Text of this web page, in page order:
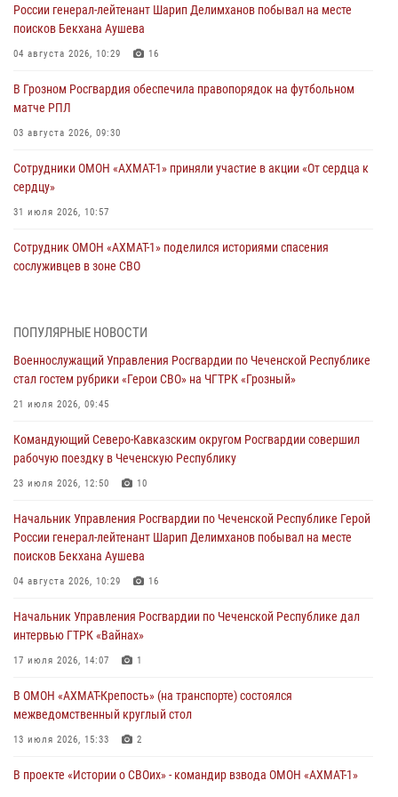
России генерал-лейтенант Шарип Делимханов побывал на месте
поисков Бекхана Аушева
04 августа 2026, 10:29 16
В Грозном Росгвардия обеспечила правопорядок на футбольном
матче РПЛ
03 августа 2026, 09:30
Сотрудники ОМОН «АХМАТ-1» приняли участие в акции «От сердца к
сердцу»
31 июля 2026, 10:57
Сотрудник ОМОН «АХМАТ-1» поделился историями спасения
сослуживцев в зоне СВО
Командующий Северо-Кавказским округом Росгвардии совершил
23 июля 2026, 12:50
Военнослужащий Управления Росгвардии по Чеченской Республике
21 июля 2026, 09:45
В ДНР росгвардейцы уничтожили около 80 вражеских
19 июля 2026, 13:50
В Грозном Росгвардия обеспечила безопасность конно-спортивных
соревнований
ПОПУЛЯРНЫЕ НОВОСТИ
Военнослужащий Управления Росгвардии по Чеченской Республике
стал гостем рубрики «Герои СВО» на ЧГТРК «Грозный»
21 июля 2026, 09:45
Командующий Северо-Кавказским округом Росгвардии совершил
рабочую поездку в Чеченскую Республику
23 июля 2026, 12:50 10
Начальник Управления Росгвардии по Чеченской Республике Герой
России генерал-лейтенант Шарип Делимханов побывал на месте
поисков Бекхана Аушева
04 августа 2026, 10:29 16
Начальник Управления Росгвардии по Чеченской Республике дал
интервью ГТРК «Вайнах»
17 июля 2026, 14:07 1
В ОМОН «АХМАТ-Крепость» (на транспорте) состоялся
межведомственный круглый стол
13 июля 2026, 15:33 2
В проекте «Истории о СВОих» - командир взвода ОМОН «АХМАТ-1»